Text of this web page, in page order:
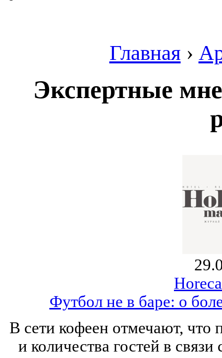
Главная ›
Экспертные
Футбол не в баре: о
В сети кофеен отмечают, что
и количества гостей в